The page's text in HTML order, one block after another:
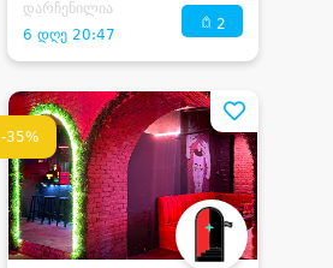
დარჩენილია
6 დღე 20:47
2
-35%